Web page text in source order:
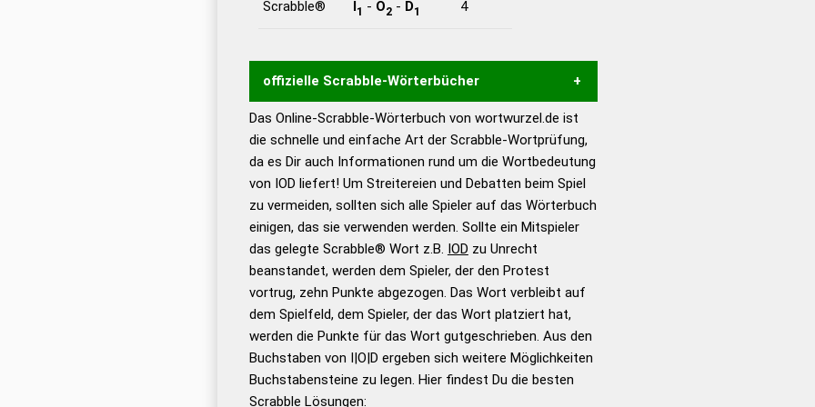
Scrabble® I1 - O2- D1 4
offizielle Scrabble-Wörterbücher
Wortwurzel liefert mit Hilfe eines semantischen
Wortanalyse-Algorithmus gute Anhaltspunkte zu
Wortbedeutung, Worttrennung und Wortform, um die
Gültigkeit eines Wortes für das Scrabble-Spiel zu
bestimmen!
zugelassene Turnier Scrabble-
Wörterbücher sind:
Duden – Standardwerk in 12
Bänden
Duden – Richtiges und gutes
Deutsch
Duden – Die deutsche Grammatik
Das Online-Scrabble-Wörterbuch von wortwurzel.de ist
die schnelle und einfache Art der Scrabble-Wortprüfung,
da es Dir auch Informationen rund um die Wortbedeutung
von IOD liefert! Um Streitereien und Debatten beim Spiel
zu vermeiden, sollten sich alle Spieler auf das Wörterbuch
einigen, das sie verwenden werden. Sollte ein Mitspieler
das gelegte Scrabble® Wort z.B. IOD zu Unrecht
beanstandet, werden dem Spieler, der den Protest
vortrug, zehn Punkte abgezogen. Das Wort verbleibt auf
dem Spielfeld, dem Spieler, der das Wort platziert hat,
werden die Punkte für das Wort gutgeschrieben. Aus den
Buchstaben von I|O|D ergeben sich weitere Möglichkeiten
Buchstabensteine zu legen. Hier findest Du die besten
Scrabble Lösungen: